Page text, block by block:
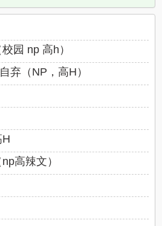
园 np 高h）
弃（NP，高H）
高辣文）